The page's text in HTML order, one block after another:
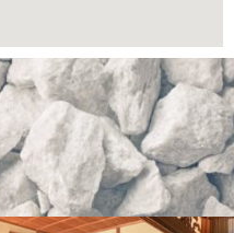
ペ
ー
ジ
ー
ジ